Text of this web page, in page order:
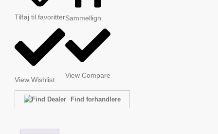
Tilføj til favoritter
View Wishlist
Sammellign
View Compare
Find forhandlere